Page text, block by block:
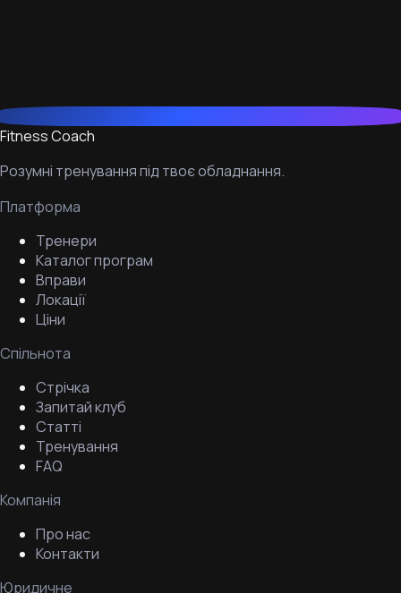
Fitness Coach
Розумні тренування під твоє обладнання.
Платформа
Тренери
Каталог програм
Вправи
Локації
Ціни
Спільнота
Стрічка
Запитай клуб
Статті
Тренування
FAQ
Компанія
Про нас
Контакти
Юридичне